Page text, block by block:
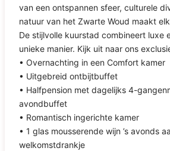
van een ontspannen sfeer, culturele
natuur van het Zwarte Woud maakt
De stijlvolle kuurstad combineert luxe
unieke manier. Kijk uit naar ons
• Overnachting in een Comfort kamer
• Uitgebreid ontbijtbuffet
• Halfpension met dagelijks 4-
avondbuffet
• Romantisch ingerichte kamer
• 1 glas mousserende wijn ’s avonds
welkomstdrankje